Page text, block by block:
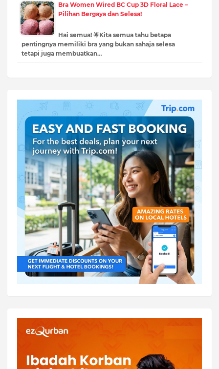
Bra Women Wired BC Cup 3D Floral Lace –
Pilihan Bergaya dan Selesa!
Hai semua! 🌟Kita semua tahu betapa
pentingnya memiliki bra yang bukan sahaja selesa
tetapi juga membuatkan…